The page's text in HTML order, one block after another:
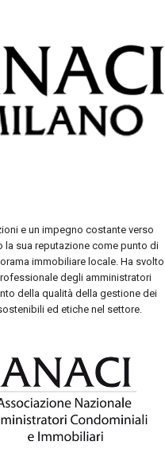
e un impegno costante verso
la sua reputazione come punto di
immobiliare locale. Ha svolto
degli amministratori
della qualità della gestione dei
ed etiche nel settore.